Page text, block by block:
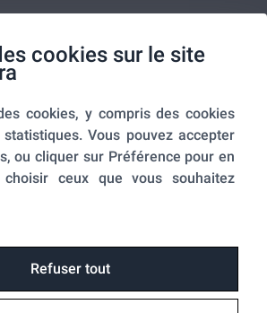
cookies sur le site
cookies, y compris des cookies
Vous pouvez accepter
ou cliquer sur Préférence pour en
ceux que vous souhaitez
Refuser tout
ventes